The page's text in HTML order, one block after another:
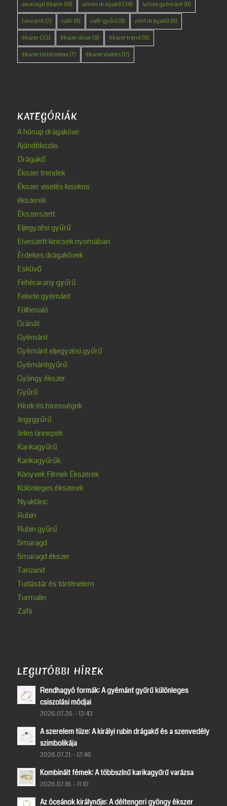
smaragd ékszer(18) színes drágakő(34) színes gyémánt (11)
tanzanit (7) zafír(11) zafír gyűrű(8) zöld drágakő(11)
ékszer(33) ékszer divat (8) ékszer trend (9)
ékszer történelem (7) ékszer viselés(17)
KATEGÓRIÁK
A hónap drágaköve
Ajándékozás
Drágakő
Ékszer trendek
Ékszer viselés kisokos
ékszerek
Ékszerszett
Eljegyzési gyűrű
Elveszett kincsek nyomában
Érdekes drágakövek
Esküvő
Fehérarany gyűrű
Fekete gyémánt
Fülbevaló
Gránát
Gyémánt
Gyémánt eljegyzési gyűrű
Gyémántgyűrű
Gyöngy ékszer
Gyűrű
Hírek és hírességek
Jegygyűrű
Jeles ünnepek
Karikagyűrű
Karikagyűrűk
Könyvek Filmek Ékszerek
Különleges ékszerek
Nyaklánc
Rubin
Rubin gyűrű
Smaragd
Smaragd ékszer
Tanzanit
Tudástár és történelem
Turmalin
Zafír
LEGUTÓBBI HÍREK
Rendhagyó formák: A gyémánt gyűrű különleges
csiszolási módjai
2026.07.26. - 13:43
A szerelem tüze: A királyi rubin drágakő és a szenvedély
szimbolikája
2026.07.21. - 12:46
Kombinált fémek: A többszínű karikagyűrű varázsa
2026.07.16. - 11:10
Az óceánok királynője: A déltengeri gyöngy ékszer